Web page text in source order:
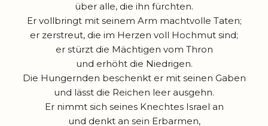
über alle, die ihn fürchten.
Er vollbringt mit seinem Arm machtvolle Taten;
er zerstreut, die im Herzen voll Hochmut sind;
er stürzt die Mächtigen vom Thron
und erhöht die Niedrigen.
Die Hungernden beschenkt er mit seinen Gaben
und lässt die Reichen leer ausgehn.
Er nimmt sich seines Knechtes Israel an
und denkt an sein Erbarmen,